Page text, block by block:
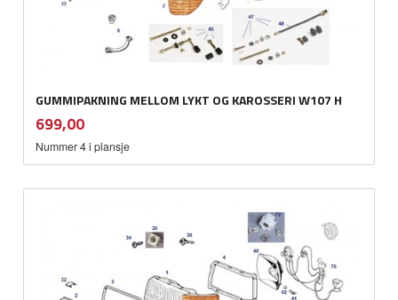
GUMMIPAKNING MELLOM LYKT OG KAROSSERI W107 H
Pris
699,00mva.
Nummer 4 i plansje